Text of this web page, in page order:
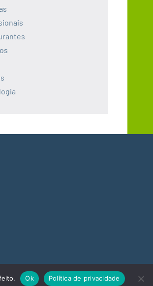
Ok Política de privacidade